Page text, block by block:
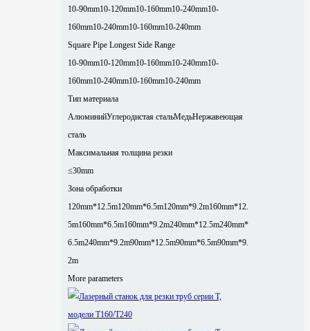
10-90mm10-120mm10-160mm10-240mm10-
160mm10-240mm10-160mm10-240mm
Square Pipe Longest Side Range
10-90mm10-120mm10-160mm10-240mm10-
160mm10-240mm10-160mm10-240mm
Тип материала
АлюминийУглеродистая стальМедьНержавеющая
сталь
Максимальная толщина резки
≤30mm
Зона обработки
120mm*12.5m120mm*6.5m120mm*9.2m160mm*12.
5m160mm*6.5m160mm*9.2m240mm*12.5m240mm*
6.5m240mm*9.2m90mm*12.5m90mm*6.5m90mm*9.
2m
More parameters